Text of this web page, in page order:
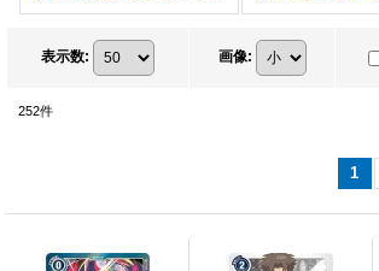
表示数: 画像:
252件
1